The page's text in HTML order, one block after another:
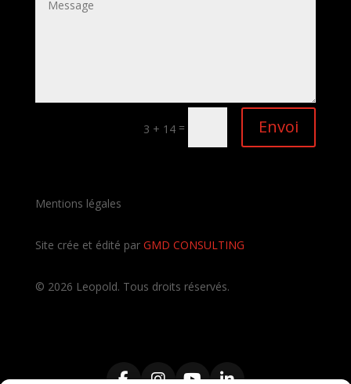
3 + 14 = Envoi
Mentions légales
Site crée et édité par GMD CONSULTING
© 2026 Leopold. Tous droits réservés.